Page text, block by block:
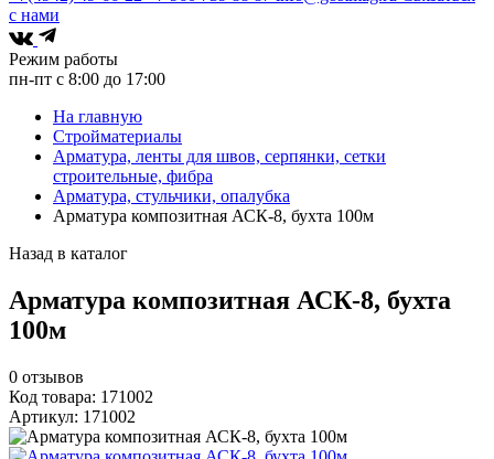
с нами
Режим работы
пн-пт с 8:00 до 17:00
На главную
Стройматериалы
Арматура, ленты для швов, серпянки, сетки
строительные, фибра
Арматура, стульчики, опалубка
Арматура композитная АСК-8, бухта 100м
Назад в каталог
Арматура композитная АСК-8, бухта
100м
0 отзывов
Код товара: 171002
Артикул: 171002